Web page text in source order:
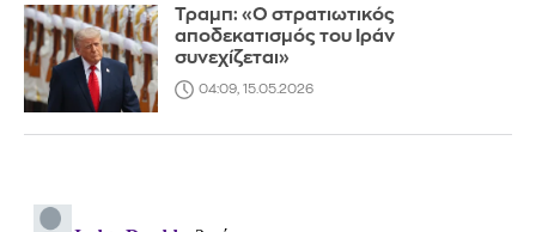
Τραμπ: «Ο στρατιωτικός
αποδεκατισμός του Ιράν
συνεχίζεται»
04:09, 15.05.2026